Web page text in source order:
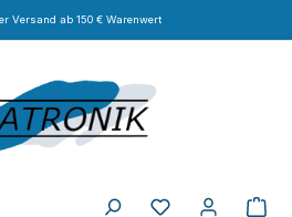
Versand ab 150 € Warenwert
Du hast 0